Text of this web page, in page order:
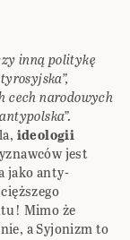
inną politykę
cech narodowych
ideologii
jest
jako anty-
Mimo że
a Syjonizm to